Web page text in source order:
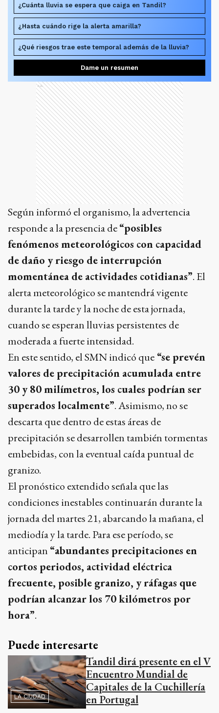
¿Cuánta lluvia se espera que caiga en Tandil?
¿Hasta cuándo rige la alerta amarilla?
¿Qué riesgos trae este temporal además de la lluvia?
Dame un resumen
Ads
Según informó el organismo, la advertencia
responde a la presencia de“posibles
fenómenos meteorológicos con capacidad
de daño y riesgo de interrupción
momentánea de actividades cotidianas”. El
alerta meteorológico se mantendrá vigente
durante la tarde y la noche de esta jornada,
cuando se esperan lluvias persistentes de
moderada a fuerte intensidad.
En este sentido, el SMN indicó que “se prevén
valores de precipitación acumulada entre
30 y 80 milímetros, los cuales podrían ser
superados localmente”. Asimismo, no se
descarta que dentro de estas áreas de
precipitación se desarrollen también tormentas
embebidas, con la eventual caída puntual de
granizo.
El pronóstico extendido señala que las
condiciones inestables continuarán durante la
jornada del martes 21, abarcando la mañana, el
mediodía y la tarde. Para ese período, se
anticipan “abundantes precipitaciones en
cortos periodos, actividad eléctrica
frecuente, posible granizo, y ráfagas que
podrían alcanzar los 70 kilómetros por
hora”.
Puede interesarte
LA CIUDAD
Tandil dirá presente en el V
Encuentro Mundial de
Capitales de la Cuchillería
en Portugal